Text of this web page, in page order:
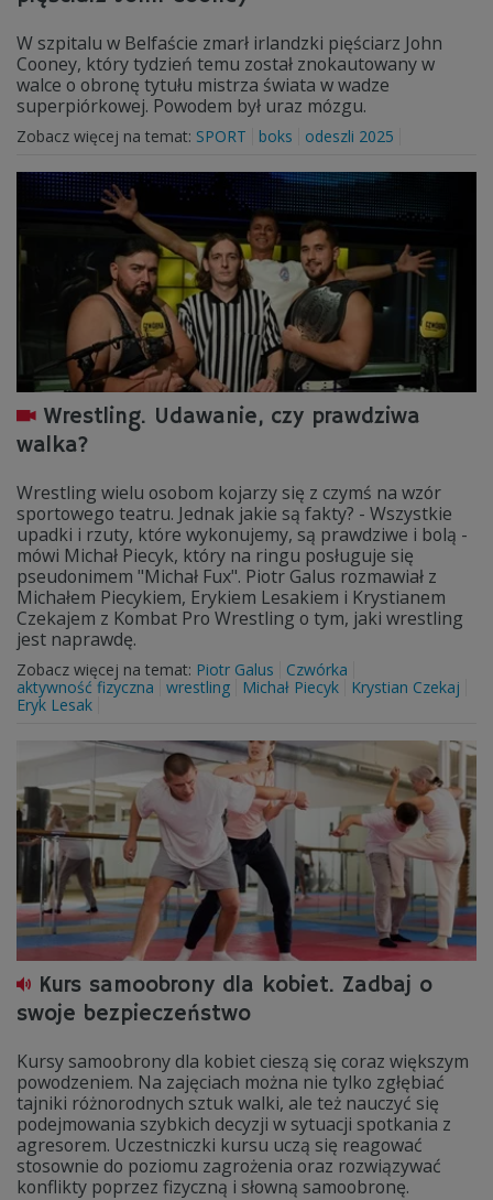
W szpitalu w Belfaście zmarł irlandzki pięściarz John
Cooney, który tydzień temu został znokautowany w
walce o obronę tytułu mistrza świata w wadze
superpiórkowej. Powodem był uraz mózgu.
Zobacz więcej na temat: SPORT boks odeszli 2025
Wrestling. Udawanie, czy prawdziwa
walka?
Wrestling wielu osobom kojarzy się z czymś na wzór
sportowego teatru. Jednak jakie są fakty? - Wszystkie
upadki i rzuty, które wykonujemy, są prawdziwe i bolą -
mówi Michał Piecyk, który na ringu posługuje się
pseudonimem "Michał Fux". Piotr Galus rozmawiał z
Michałem Piecykiem, Erykiem Lesakiem i Krystianem
Czekajem z Kombat Pro Wrestling o tym, jaki wrestling
jest naprawdę.
Zobacz więcej na temat: Piotr Galus
Czwórka
aktywność fizyczna
wrestling Michał Piecyk
Krystian Czekaj
Eryk Lesak
Kurs samoobrony dla kobiet. Zadbaj o
swoje bezpieczeństwo
Kursy samoobrony dla kobiet cieszą się coraz większym
powodzeniem. Na zajęciach można nie tylko zgłębiać
tajniki różnorodnych sztuk walki, ale też nauczyć się
podejmowania szybkich decyzji w sytuacji spotkania z
agresorem. Uczestniczki kursu uczą się reagować
stosownie do poziomu zagrożenia oraz rozwiązywać
konflikty poprzez fizyczną i słowną samoobronę.